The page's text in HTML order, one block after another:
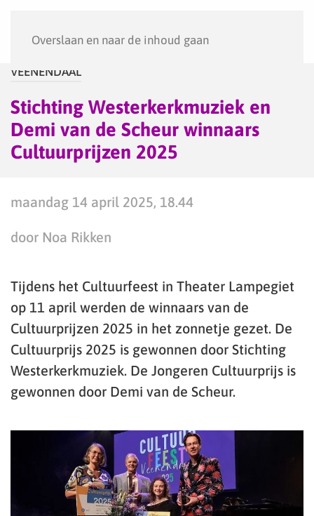
Overslaan en naar de inhoud gaan
VEENENDAAL
Stichting Westerkerkmuziek en
Demi van de Scheur winnaars
Cultuurprijzen 2025
maandag 14 april 2025, 18.44
door Noa Rikken
Tijdens het Cultuurfeest in Theater Lampegiet
op 11 april werden de winnaars van de
Cultuurprijzen 2025 in het zonnetje gezet. De
Cultuurprijs 2025 is gewonnen door Stichting
Westerkerkmuziek. De Jongeren Cultuurprijs is
gewonnen door Demi van de Scheur.